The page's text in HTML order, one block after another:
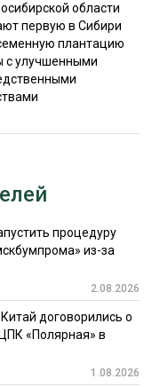
области
первую в Сибири
плантацию
с улучшенными
процедуру
из-за
2.08.2026
договорились о
«Полярная» в
1.08.2026